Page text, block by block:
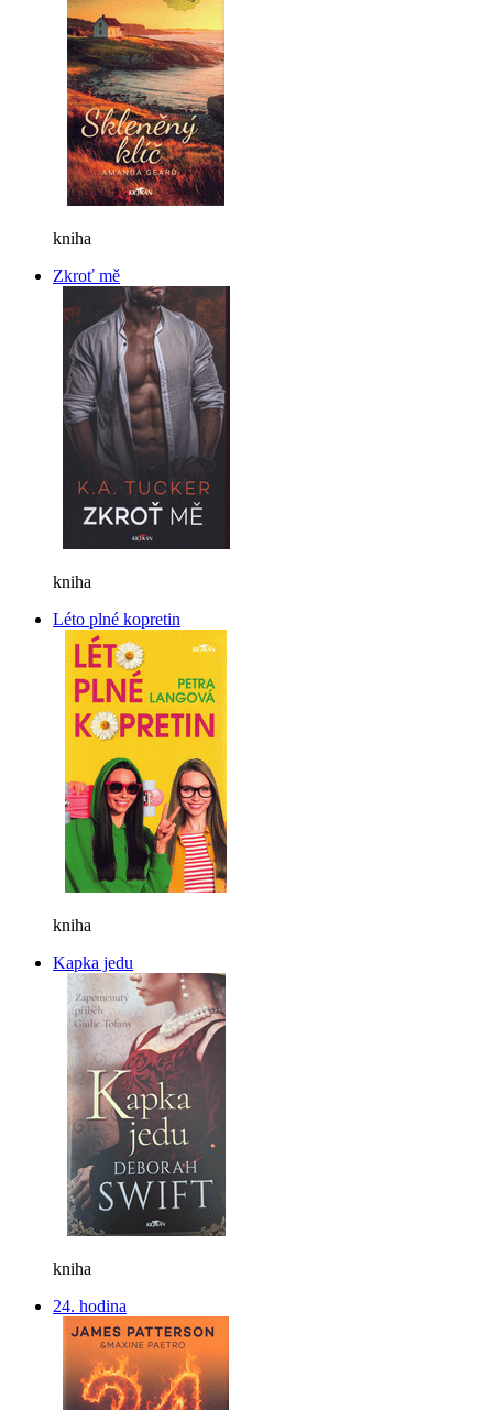
kniha
Zkroť mě
kniha
Léto plné kopretin
kniha
Kapka jedu
kniha
24. hodina